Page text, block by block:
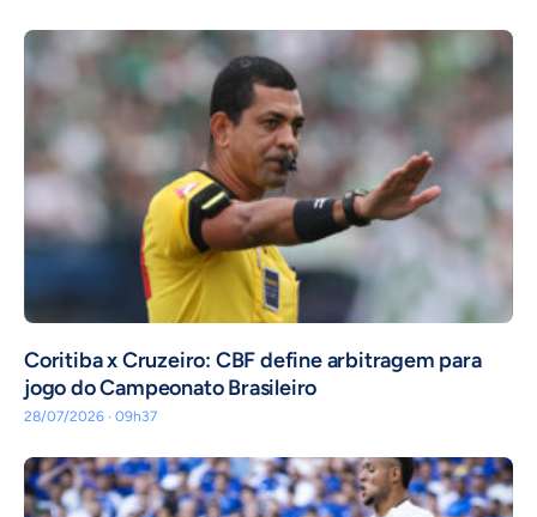
Coritiba x Cruzeiro: CBF define arbitragem para
jogo do Campeonato Brasileiro
28/07/2026 · 09h37